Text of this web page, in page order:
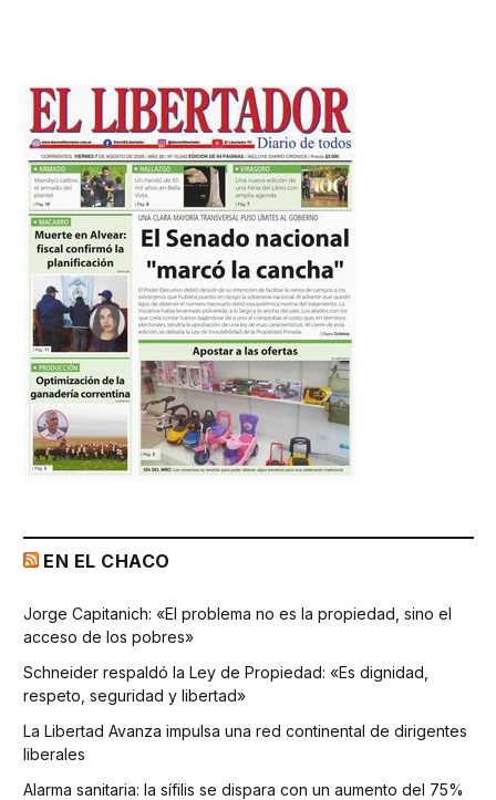
EN EL CHACO
Jorge Capitanich: «El problema no es la propiedad, sino el
acceso de los pobres»
Schneider respaldó la Ley de Propiedad: «Es dignidad,
respeto, seguridad y libertad»
La Libertad Avanza impulsa una red continental de dirigentes
liberales
Alarma sanitaria: la sífilis se dispara con un aumento del 75%